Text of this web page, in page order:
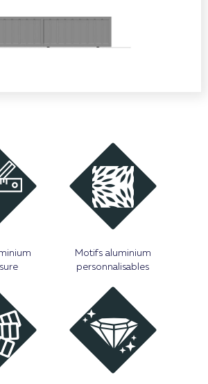
Motifs aluminium
personnalisables